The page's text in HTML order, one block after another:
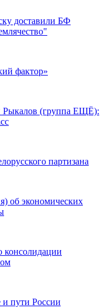
доставили БФ
фактор»
(группа ЕЩЁ):
партизана
об экономических
консолидации
и пути России